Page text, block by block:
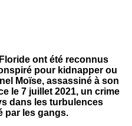
ont été reconnus
pour kidnapper ou
Moïse, assassiné à son
le 7 juillet 2021, un crime
dans les turbulences
par les gangs.